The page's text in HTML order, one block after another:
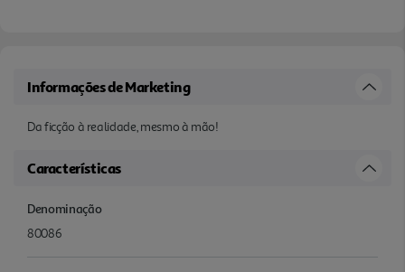
Informações de Marketing
Da ficção à realidade, mesmo à mão!
Características
Denominação
80086